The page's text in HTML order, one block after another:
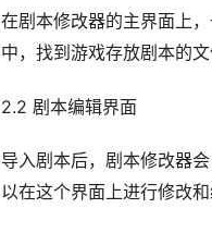
在剧本修改器的主界面上
中，找到游戏存放剧本的
2.2 剧本编辑界面
导入剧本后，剧本修改器
以在这个界面上进行修改和